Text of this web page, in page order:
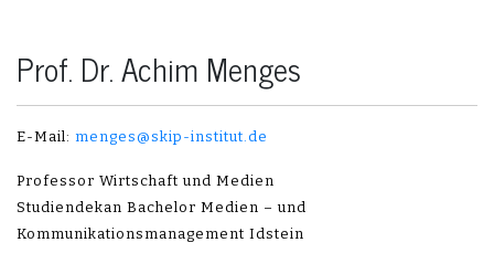
Prof. Dr. Achim Menges
E-Mail: menges@skip-institut.de
Professor Wirtschaft und Medien
Studiendekan Bachelor Medien – und
Kommunikationsmanagement Idstein